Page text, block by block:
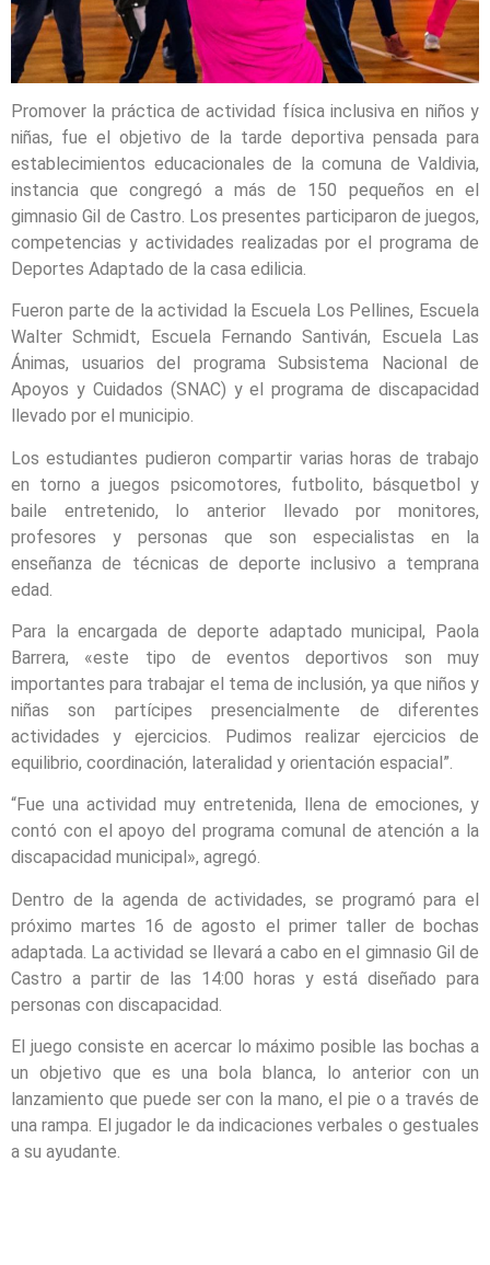
Promover la práctica de actividad física inclusiva en niños y
niñas, fue el objetivo de la tarde deportiva pensada para
establecimientos educacionales de la comuna de Valdivia,
instancia que congregó a más de 150 pequeños en el
gimnasio Gil de Castro. Los presentes participaron de juegos,
competencias y actividades realizadas por el programa de
Deportes Adaptado de la casa edilicia.
Fueron parte de la actividad la Escuela Los Pellines, Escuela
Walter Schmidt, Escuela Fernando Santiván, Escuela Las
Ánimas, usuarios del programa Subsistema Nacional de
Apoyos y Cuidados (SNAC) y el programa de discapacidad
llevado por el municipio.
Los estudiantes pudieron compartir varias horas de trabajo
en torno a juegos psicomotores, futbolito, básquetbol y
baile entretenido, lo anterior llevado por monitores,
profesores y personas que son especialistas en la
enseñanza de técnicas de deporte inclusivo a temprana
edad.
Para la encargada de deporte adaptado municipal, Paola
Barrera, «este tipo de eventos deportivos son muy
importantes para trabajar el tema de inclusión, ya que niños y
niñas son partícipes presencialmente de diferentes
actividades y ejercicios. Pudimos realizar ejercicios de
equilibrio, coordinación, lateralidad y orientación espacial”.
“Fue una actividad muy entretenida, llena de emociones, y
contó con el apoyo del programa comunal de atención a la
discapacidad municipal», agregó.
Dentro de la agenda de actividades, se programó para el
próximo martes 16 de agosto el primer taller de bochas
adaptada. La actividad se llevará a cabo en el gimnasio Gil de
Castro a partir de las 14:00 horas y está diseñado para
personas con discapacidad.
El juego consiste en acercar lo máximo posible las bochas a
un objetivo que es una bola blanca, lo anterior con un
lanzamiento que puede ser con la mano, el pie o a través de
una rampa. El jugador le da indicaciones verbales o gestuales
a su ayudante.